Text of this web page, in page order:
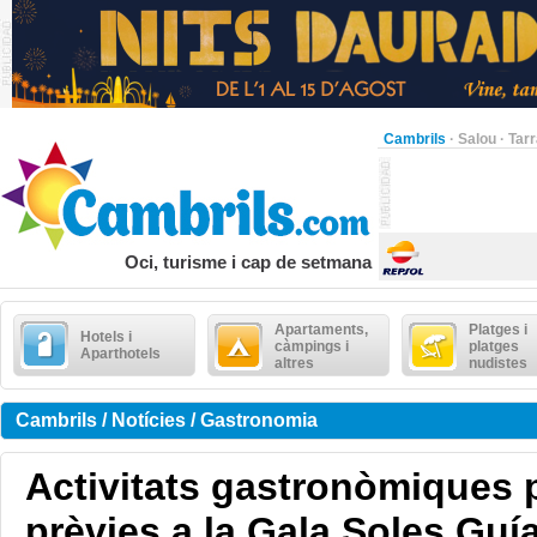
Cambrils · Salou ·
Oci, turisme i cap de setmana
Hotels i
Aparthotels
Apartaments,
càmpings i
altres
Platges i
platges
nudistes
Cambrils / Notícies / Gastronomia
Activitats gastronòmiques